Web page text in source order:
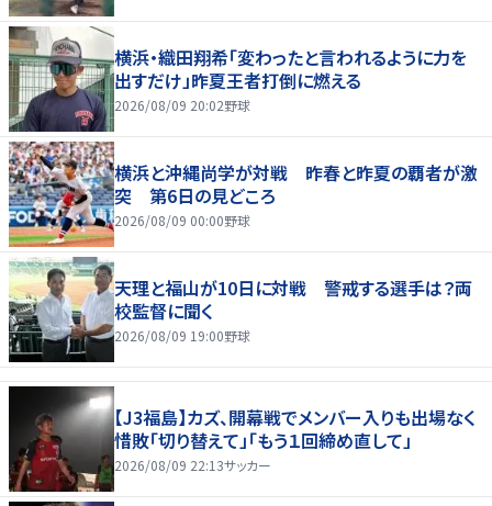
横浜・織田翔希「変わったと言われるように力を
出すだけ」昨夏王者打倒に燃える
2026/08/09 20:02野球
横浜と沖縄尚学が対戦 昨春と昨夏の覇者が激
突 第6日の見どころ
2026/08/09 00:00野球
天理と福山が10日に対戦 警戒する選手は？両
校監督に聞く
2026/08/09 19:00野球
【J3福島】カズ、開幕戦でメンバー入りも出場なく
惜敗「切り替えて」「もう１回締め直して」
2026/08/09 22:13サッカー